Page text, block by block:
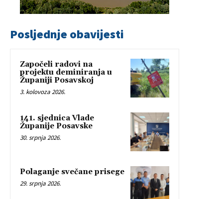
Posljednje obavijesti
Započeli radovi na
projektu deminiranja u
Županiji Posavskoj
3. kolovoza 2026.
141. sjednica Vlade
Županije Posavske
30. srpnja 2026.
Polaganje svečane prisege
29. srpnja 2026.